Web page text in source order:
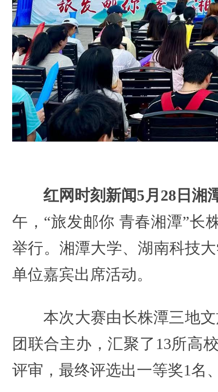
红网时刻新闻5月28日湘
午，“旅发邮你 青春湘潭”长
举行。湘潭大学、湖南科技
单位嘉宾出席活动。
本次大赛由长株潭三地
团联合主办，汇聚了13所高
评审，最终评选出一等奖1名